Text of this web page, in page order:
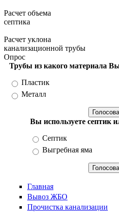
Расчет объема
септика
Расчет уклона
канализационной трубы
Опрос
Трубы из какого материала
Варианты
Пластик
Металл
Вы используете септик
Варианты
Септик
Выгребная яма
Главная
Вывоз ЖБО
Прочистка канализации